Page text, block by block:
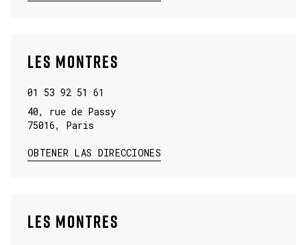
LES MONTRES
01 53 92 51 61
40, rue de Passy
75016, Paris
OBTENER LAS DIRECCIONES
LINK OPENS IN NEW TAB
LES MONTRES